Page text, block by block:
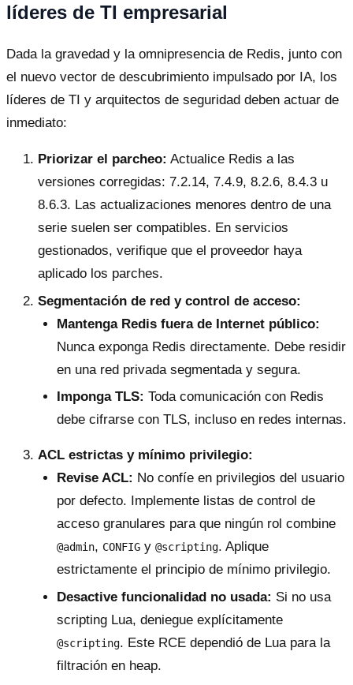
líderes de TI empresarial
Dada la gravedad y la omnipresencia de Redis, junto con
el nuevo vector de descubrimiento impulsado por IA, los
líderes de TI y arquitectos de seguridad deben actuar de
inmediato:
Priorizar el parcheo: Actualice Redis a las
versiones corregidas: 7.2.14, 7.4.9, 8.2.6, 8.4.3 u
8.6.3. Las actualizaciones menores dentro de una
serie suelen ser compatibles. En servicios
gestionados, verifique que el proveedor haya
aplicado los parches.
Segmentación de red y control de acceso:
Mantenga Redis fuera de Internet público:
Nunca exponga Redis directamente. Debe residir
en una red privada segmentada y segura.
Imponga TLS: Toda comunicación con Redis
debe cifrarse con TLS, incluso en redes internas.
ACL estrictas y mínimo privilegio:
Revise ACL: No confíe en privilegios del usuario
por defecto. Implemente listas de control de
acceso granulares para que ningún rol combine
@admin, CONFIG y @scripting. Aplique
estrictamente el principio de mínimo privilegio.
Desactive funcionalidad no usada: Si no usa
scripting Lua, deniegue explícitamente
@scripting. Este RCE dependió de Lua para la
filtración en heap.